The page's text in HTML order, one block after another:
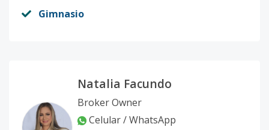
Gimnasio
Natalia Facundo
Broker Owner
Celular / WhatsApp